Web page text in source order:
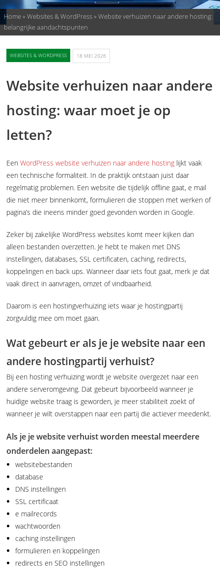
Home» Websites & WordPress» Website verhuizen naar andere hosting:
belangrijke aandachtspunten
WEBSITES & WORDPRESS 18 MEI 2026
Website verhuizen naar andere
hosting: waar moet je op
letten?
EenWordPress website verhuizen naar andere hosting lijkt vaak
een technische formaliteit. In de praktijk ontstaan juist daar
regelmatig problemen. Een website die tijdelijk offline gaat, e mail
die niet meer binnenkomt, formulieren die stoppen met werken of
pagina’s die ineens minder goed gevonden worden in Google.
Zeker bij zakelijke WordPress websites komt meer kijken dan
alleen bestanden overzetten. Je hebt te maken met DNS
instellingen, databases, SSL certificaten, caching, redirects,
koppelingen en back ups. Wanneer daar iets fout gaat, merk je dat
vaak direct in aanvragen, omzet of vindbaarheid.
Daarom is een hostingverhuizing iets waar je hostingpartij
zorgvuldig mee om moet gaan.
Wat gebeurt er als je je website naar een
andere hostingpartij verhuist?
Bij een hosting verhuizing wordt je website overgezet naar een
andere serveromgeving. Dat gebeurt bijvoorbeeld wanneer je
huidige website traag is geworden, je meer stabiliteit zoekt of
wanneer je wilt overstappen naar een partij die actiever meedenkt.
Als je je website verhuist worden meestal meerdere
onderdelen aangepast:
websitebestanden
database
DNS instellingen
SSL certificaat
e mailrecords
wachtwoorden
caching instellingen
formulieren en koppelingen
redirects en SEO instellingen